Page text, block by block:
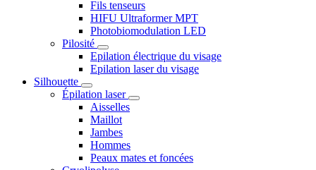
Fils tenseurs
HIFU Ultraformer MPT
Photobiomodulation LED
Pilosité
Epilation électrique du visage
Epilation laser du visage
Silhouette
Épilation laser
Aisselles
Maillot
Jambes
Hommes
Peaux mates et foncées